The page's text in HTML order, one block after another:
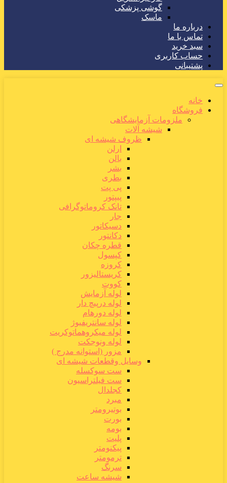
گوشی پزشکی
ماسک
درباره ما
تماس با ما
سبد خرید
حساب کاربری
پشتیبانی
خانه
فروشگاه
ملزومات آزمایشگاهی
شیشه آلات
ظروف شیشه ای
ارلن
بالن
بشر
بطری
پی پت
پیپتور
تانک کروماتوگرافی
جار
دسیکاتور
دکانتور
قطره چکان
کپسول
کروزه
کریستالیزور
کووت
لوله آزمایش
لوله درپیچ دار
لوله دورهام
لوله سانتریفیوژ
لوله میکروهماتوکریت
لوله ونوجکت
مزور (استوانه مدرج )
وسایل وقطعات شیشه ای
ست سوکسله
ست فیلتراسیون
کجلدال
مبرد
بوتیرومتر
بورت
بومه
پلیت
پیکنومتر
ترمومتر
سرنگ
شیشه ساعت